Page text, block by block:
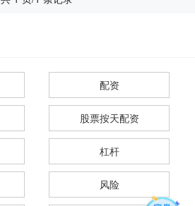
配资
股票按天配资
杠杆
风险